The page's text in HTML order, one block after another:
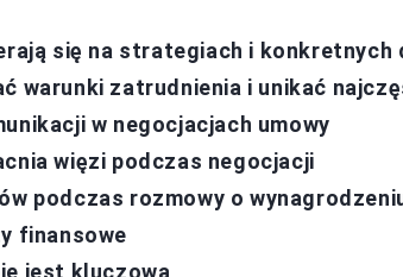
się na strategiach i konkretnych
warunki zatrudnienia i unikać
w negocjacjach umowy
więzi podczas negocjacji
podczas rozmowy o
finansowe
jest kluczowa